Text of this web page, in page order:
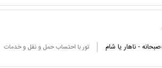
صبحانه - ناهار یا شام تور با احتساب حمل و نقل و خدمات